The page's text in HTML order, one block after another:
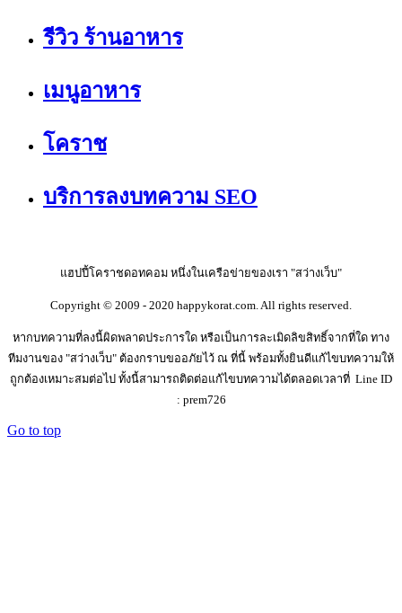
รีวิว ร้านอาหาร
เมนูอาหาร
โคราช
บริการลงบทความ SEO
แฮปปี้โคราชดอทคอม หนึ่งในเครือข่ายของเรา "สว่างเว็บ"
Copyright © 2009 - 2020 happykorat.com. All rights reserved.
หากบทความที่ลงนี้ผิดพลาดประการใด หรือเป็นการละเมิดลิขสิทธิ์จากที่ใด ทาง
ทีมงานของ "สว่างเว็บ" ต้องกราบขออภัยไว้ ณ ที่นี้ พร้อมทั้งยินดีแก้ไขบทความให้
ถูกต้องเหมาะสมต่อไป ทั้งนี้สามารถติดต่อแก้ไขบทความได้ตลอดเวลาที่ Line ID
: prem726
Go to top